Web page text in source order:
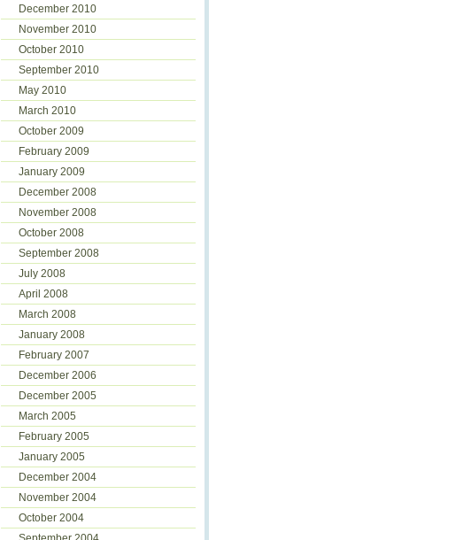
December 2010
November 2010
October 2010
September 2010
May 2010
March 2010
October 2009
February 2009
January 2009
December 2008
November 2008
October 2008
September 2008
July 2008
April 2008
March 2008
January 2008
February 2007
December 2006
December 2005
March 2005
February 2005
January 2005
December 2004
November 2004
October 2004